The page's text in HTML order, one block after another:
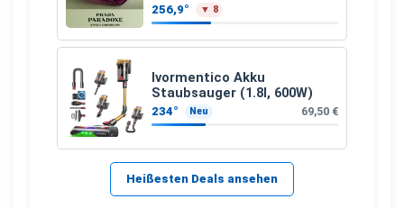
256,9° ▼ 8
Ivormentico Akku
Staubsauger (1.8l, 600W)
234° Neu 69,50 €
Heißesten Deals ansehen